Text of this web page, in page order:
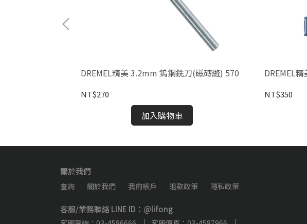
DREMEL精美 3.2mm 鎢鋼銑刀(磁磚縫) 570
NT$270
加入購物車
DREMEL
NT$350
關於我們
查詢 關於我們 我的帳戶 退款政策 隱私政策
客服/業務聯絡 LINE ID：@lifong